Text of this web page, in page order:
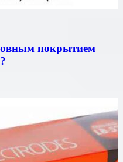
покрытием